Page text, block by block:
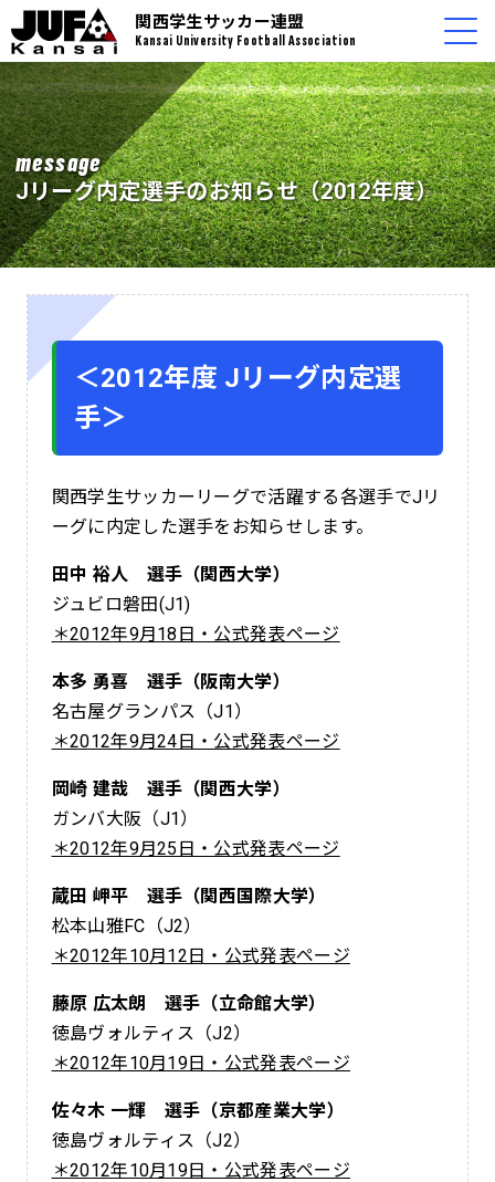
関西学生サッカー連盟
Kansai University Football Association
message
Jリーグ内定選手のお知らせ（2012年度）
＜2012年度 Jリーグ内定選
手＞
関西学生サッカーリーグで活躍する各選手でJリ
ーグに内定した選手をお知らせします。
田中 裕人 選手（関西大学）
ジュビロ磐田(J1)
＊2012年9月18日・公式発表ページ
本多 勇喜 選手（阪南大学）
名古屋グランパス（J1）
＊2012年9月24日・公式発表ページ
岡崎 建哉 選手（関西大学）
ガンバ大阪（J1）
＊2012年9月25日・公式発表ページ
蔵田 岬平 選手（関西国際大学）
松本山雅FC（J2）
＊2012年10月12日・公式発表ページ
藤原 広太朗 選手（立命館大学）
徳島ヴォルティス（J2）
＊2012年10月19日・公式発表ページ
佐々木 一輝 選手（京都産業大学）
徳島ヴォルティス（J2）
＊2012年10月19日・公式発表ページ